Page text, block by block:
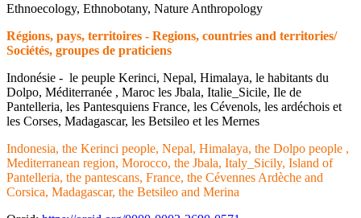
Ethnoecology, Ethnobotany, Nature Anthropology
Régions, pays, territoires - Regions, countries and territories/
Sociétés, groupes de praticiens
Indonésie - le peuple Kerinci, Nepal, Himalaya, le habitants du
Dolpo, Méditerranée , Maroc les Jbala, Italie_Sicile, Ile de
Pantelleria, les Pantesquiens France, les Cévenols, les ardéchois et
les Corses, Madagascar, les Betsileo et les Mernes
Indonesia, the Kerinci people, Nepal, Himalaya, the Dolpo people ,
Mediterranean region, Morocco, the Jbala, Italy_Sicily, Island of
Pantelleria, the pantescans, France, the Cévennes Ardèche and
Corsica, Madagascar, the Betsileo and Merina